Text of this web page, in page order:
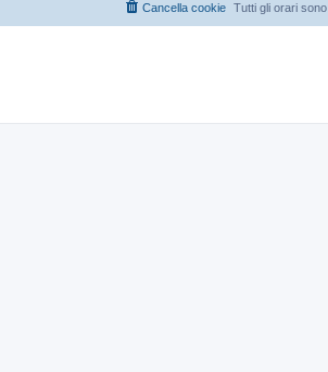
Tutti gli orari sono
Cancella cookie